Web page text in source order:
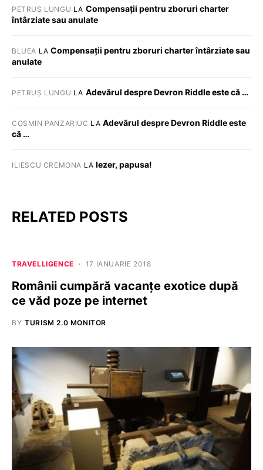
PETRUȘ LUNGU LA Compensații pentru zboruri charter
întârziate sau anulate
BLUEA LACompensații pentru zboruri charter întârziate sau
anulate
PETRUȘ LUNGU LA Adevărul despre Devron Riddle este că …
COSMIN PANZARIUC LA Adevărul despre Devron Riddle este
că …
ILIESCU CREMONA LA Iezer, papusa!
RELATED POSTS
TRAVELLIGENCE 17 IANUARIE 2018
Românii cumpără vacanţe exotice după
ce văd poze pe internet
BY TURISM 2.0 MONITOR